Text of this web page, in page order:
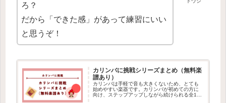
ろ？
だから「できた感」があって練習にいい
と思うぞ！
カリンバに挑戦シリーズまとめ（無料楽
譜あり）
カリンバは手軽で音も大きくないため、とても
始めやすい楽器です。カリンバが初めての方に
向け、ステップアップしながら続けられる全10